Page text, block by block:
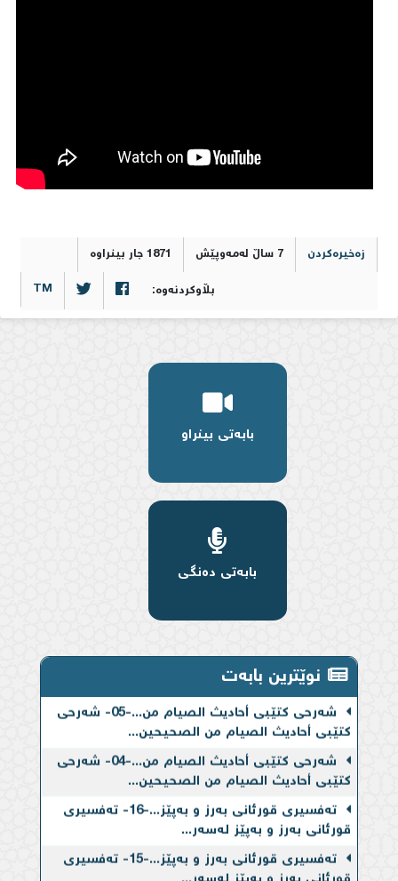
زەخیرەکردن 7 ساڵ لەمەوپێش 1871 جار بینراوە
بڵاوکردنەوە: TM
بابەتی بینراو
بابەتی دەنگی
نوێترین بابەت
شەرحی کتێبی أحادیث الصیام من...-06- شەرحی
کتێبی أحادیث الصیام من الصحیحین...
شەرحی کتێبی أحادیث الصیام من...-05- شەرحی
کتێبی أحادیث الصیام من الصحیحین...
شەرحی کتێبی أحادیث الصیام من...-04- شەرحی
کتێبی أحادیث الصیام من الصحیحین...
تەفسیری قورئانی بەرز و بەپێز...-16- تەفسیری
قورئانی بەرز و بەپێز لەسەر...
تەفسیری قورئانی بەرز و بەپێز...-15- تەفسیری
قورئانی بەرز و بەپێز لەسەر...